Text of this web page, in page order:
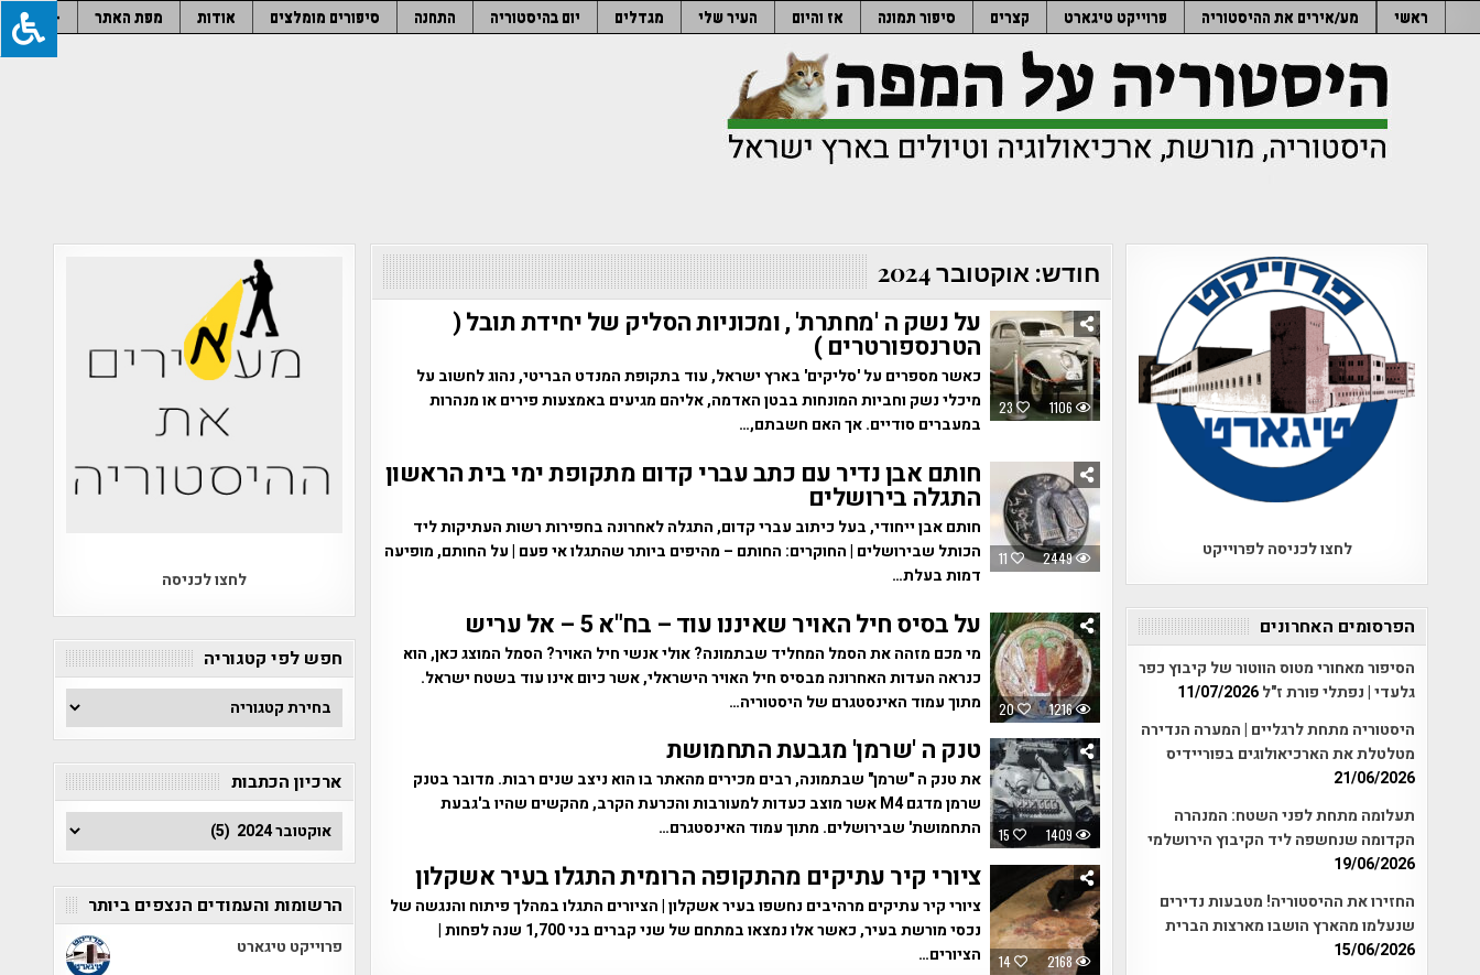
to
ראשי מע/אירים את ההיסטוריה פרוייקט טיגארט קצרים סיפור תמונה אז והיום העיר שלי מגדלים יום בהיסטוריה התחנה סיפורים מומלצים אודות מפת האתר –
חודש:אוקטובר 2024
23 1106
על נשק ה 'מחתרת' , ומכוניות הסליק של יחידת תובל (
הטרנספורטרים )
כאשר מספרים על 'סליקים' בארץ ישראל, עוד בתקופת המנדט הבריטי, נהוג לחשוב על
מיכלי נשק וחביות המונחות בבטן האדמה, אליהם מגיעים באמצעות פירים או מנהרות
במעברים סודיים. אך האם חשבתם,…
11 2449
חותם אבן נדיר עם כתב עברי קדום מתקופת ימי בית הראשון
התגלה בירושלים
חותם אבן ייחודי, בעל כיתוב עברי קדום, התגלה לאחרונה בחפירות רשות העתיקות ליד
הכותל שבירושלים | החוקרים: החותם – מהיפים ביותר שהתגלו אי פעם | על החותם, מופיעה
דמות בעלת…
20 1216
על בסיס חיל האויר שאיננו עוד – בח"א 5 – אל עריש
מי מכם מזהה את הסמל המחליד שבתמונה? אולי אנשי חיל האויר? הסמל המוצג כאן, הוא
כנראה העדות האחרונה מבסיס חיל האויר הישראלי, אשר כיום אינו עוד בשטח ישראל.
מתוך עמוד האינסטגרם של היסטוריה…
15 1409
טנק ה 'שרמן' מגבעת התחמושת
את טנק ה "שרמן" שבתמונה, רבים מכירים מהאתר בו הוא ניצב שנים רבות. מדובר בטנק
שרמן מדגם M4 אשר מוצב כעדות למעורבות והכרעת הקרב, מהקשים שהיו ב'גבעת
התחמושת' שבירושלים. מתוך עמוד האינסטגרם…
14 2168
ציורי קיר עתיקים מהתקופה הרומית התגלו בעיר אשקלון
ציורי קיר עתיקים מרהיבים נחשפו בעיר אשקלון | הציורים התגלו במהלך פיתוח והנגשה של
נכסי מורשת בעיר, כאשר אלו נמצאו במתחם של שני קברים בני 1,700 שנה לפחות |
הציורים…
לחצו לכניסה לפרוייקט
הפרסומים האחרונים
הסיפור מאחורי מטוס הווטור של קיבוץ כפר
גלעדי | נפתלי פורת ז"ל11/07/2026
היסטוריה מתחת לרגליים | המערה הנדירה
מטלטלת את הארכיאולוגים בפוריידיס
21/06/2026
תעלומה מתחת לפני השטח: המנהרה
הקדומה שנחשפה ליד הקיבוץ הירושלמי
19/06/2026
החזירו את ההיסטוריה! מטבעות נדירים
שנעלמו מהארץ הושבו מארצות הברית
15/06/2026
לחצו לכניסה
חפש לפי קטגוריה
חפש
לפי
קטגוריה
ארכיון הכתבות
ארכיון
הכתבות
הרשומות והעמודים הנצפים ביותר
פרוייקט טיגארט